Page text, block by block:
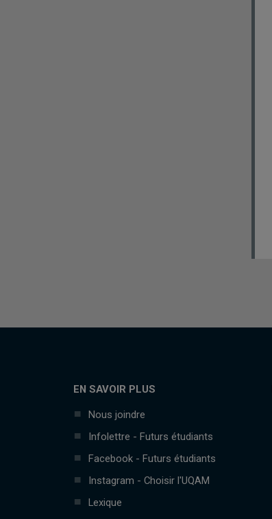
EN SAVOIR PLUS
Nous joindre
Infolettre - Futurs étudiants
Facebook - Futurs étudiants
Instagram - Choisir l'UQAM
Lexique